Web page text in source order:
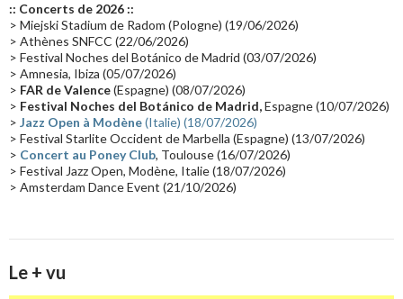
Passages radio Vidéo Jarrecast (16) Synthé 80's
Les concerts en Chine(16) Cinéma
Synthé Roland(15) Belgique(15)
(14) Astronomie (14)
Tournée 2025(14) 2024(14) Chine(13)
:: Concerts de 2026 ::
> Miejski Stadium de Radom (Pologne) (19/06/2026)
> Athènes SNFCC (22/06/2026)
> Festival Noches del Botánico de Madrid (03/07/2026)
> Amnesia, Ibiza (05/07/2026)
> FAR de Valence(Espagne) (08/07/2026)
> Festival Noches del Botánico de Madrid,Espagne (10/07/2026)
> Jazz Open à Modène(Italie) (18/07/2026)
> Festival Starlite Occident de Marbella (Espagne) (13/07/2026)
> Concert au Poney Club, Toulouse (16/07/2026)
> Festival Jazz Open, Modène, Italie (18/07/2026)
> Amsterdam Dance Event (21/10/2026)
Le + vu